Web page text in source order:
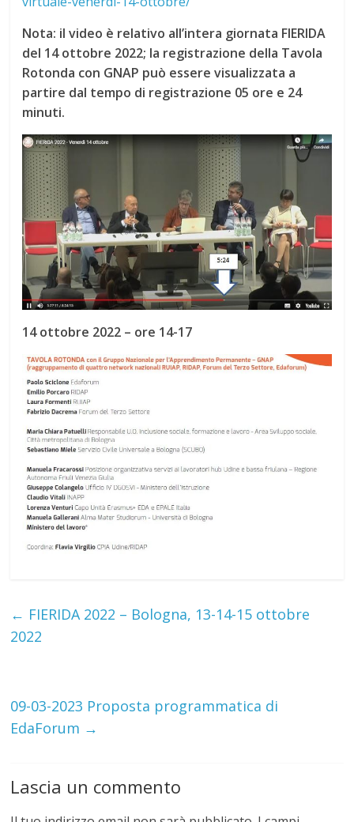
Nota: il video è relativo all’intera giornata FIERIDA
del 14 ottobre 2022; la registrazione della Tavola
Rotonda con GNAP può essere visualizzata a
partire dal tempo di registrazione 05 ore e 24
minuti.
14 ottobre 2022 – ore 14-17
← FIERIDA 2022 – Bologna, 13-14-15 ottobre
2022
09-03-2023 Proposta programmatica di
EdaForum →
Lascia un commento